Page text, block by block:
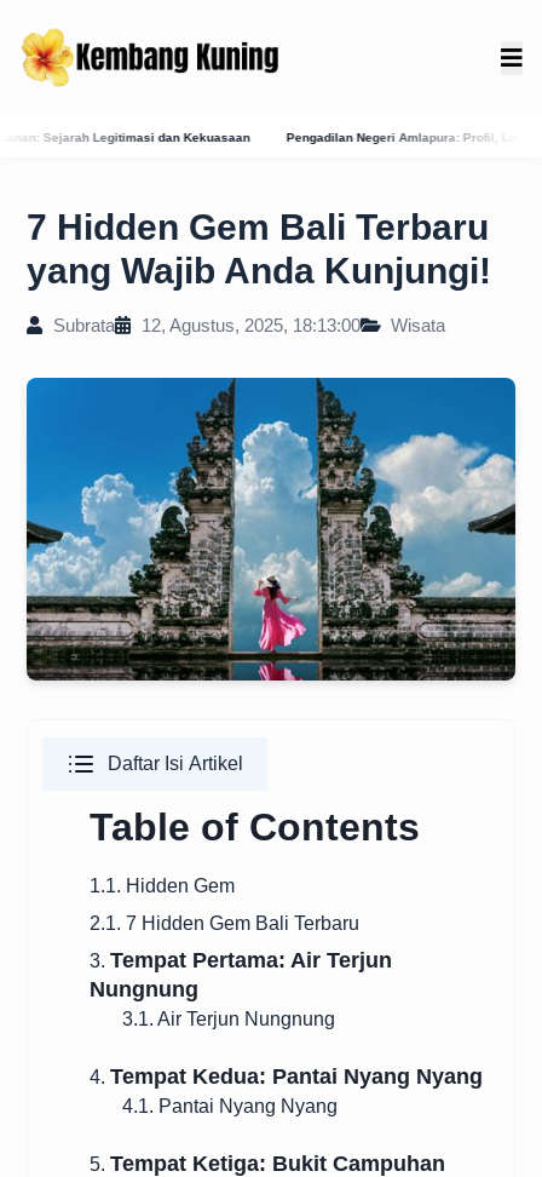
Kekuasaan Pengadilan Negeri Amlapura: Profil, Layanan E-Court, dan Jejak
7 Hidden Gem Bali Terbaru
yang Wajib Anda Kunjungi!
Subrata 12, Agustus, 2025, 18:13:00 Wisata
Daftar Isi Artikel
Table of Contents
1.1. Hidden Gem
2.1. 7 Hidden Gem Bali Terbaru
3. Tempat Pertama: Air Terjun
Nungnung
3.1. Air Terjun Nungnung
4. Tempat Kedua: Pantai Nyang Nyang
4.1. Pantai Nyang Nyang
5. Tempat Ketiga: Bukit Campuhan